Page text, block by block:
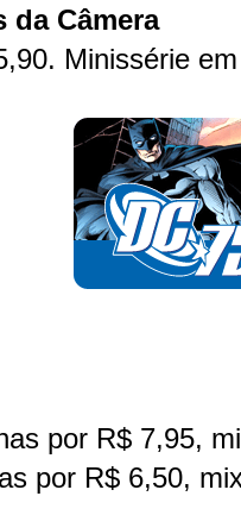
da Câmera
Minissérie
por R$ 7,95,
por R$ 6,50,